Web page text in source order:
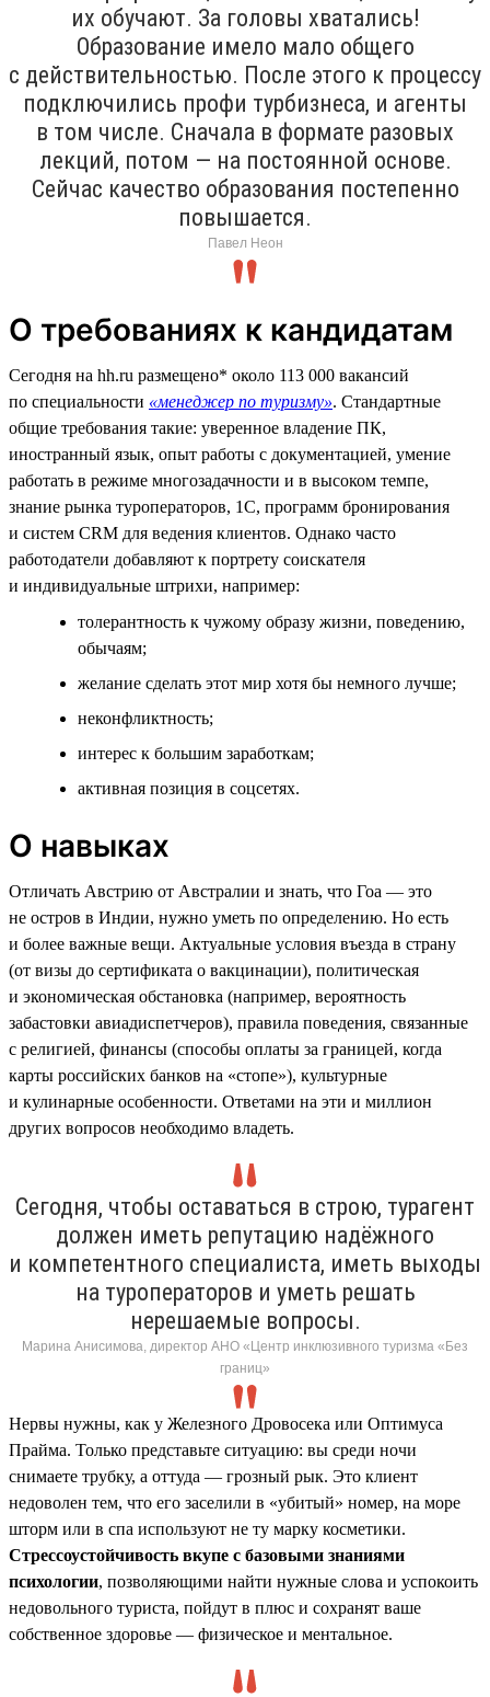
их обучают. За головы хватались!
Образование имело мало общего
с действительностью. После этого к процессу
подключились профи турбизнеса, и агенты
в том числе. Сначала в формате разовых
лекций, потом — на постоянной основе.
Сейчас качество образования постепенно
повышается.
Павел Неон
О требованиях к кандидатам
Сегодня на hh.ru размещено* около 113 000 вакансий
по специальности «менеджер по туризму». Стандартные
общие требования такие: уверенное владение ПК,
иностранный язык, опыт работы с документацией, умение
работать в режиме многозадачности и в высоком темпе,
знание рынка туроператоров, 1С, программ бронирования
и систем CRM для ведения клиентов. Однако часто
работодатели добавляют к портрету соискателя
и индивидуальные штрихи, например:
толерантность к чужому образу жизни, поведению,
обычаям;
желание сделать этот мир хотя бы немного лучше;
неконфликтность;
интерес к большим заработкам;
активная позиция в соцсетях.
О навыках
Отличать Австрию от Австралии и знать, что Гоа — это
не остров в Индии, нужно уметь по определению. Но есть
и более важные вещи. Актуальные условия въезда в страну
(от визы до сертификата о вакцинации), политическая
и экономическая обстановка (например, вероятность
забастовки авиадиспетчеров), правила поведения, связанные
с религией, финансы (способы оплаты за границей, когда
карты российских банков на «стопе»), культурные
и кулинарные особенности. Ответами на эти и миллион
других вопросов необходимо владеть.
Сегодня, чтобы оставаться в строю, турагент
должен иметь репутацию надёжного
и компетентного специалиста, иметь выходы
на туроператоров и уметь решать
нерешаемые вопросы.
Марина Анисимова, директор АНО «Центр инклюзивного туризма «Без
границ»
Нервы нужны, как у Железного Дровосека или Оптимуса
Прайма. Только представьте ситуацию: вы среди ночи
снимаете трубку, а оттуда — грозный рык. Это клиент
недоволен тем, что его заселили в «убитый» номер, на море
шторм или в спа используют не ту марку косметики.
Стрессоустойчивость вкупе с базовыми знаниями
психологии, позволяющими найти нужные слова и успокоить
недовольного туриста, пойдут в плюс и сохранят ваше
собственное здоровье — физическое и ментальное.